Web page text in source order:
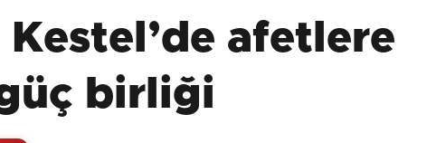
Kestel’de afetlere
güç birliği